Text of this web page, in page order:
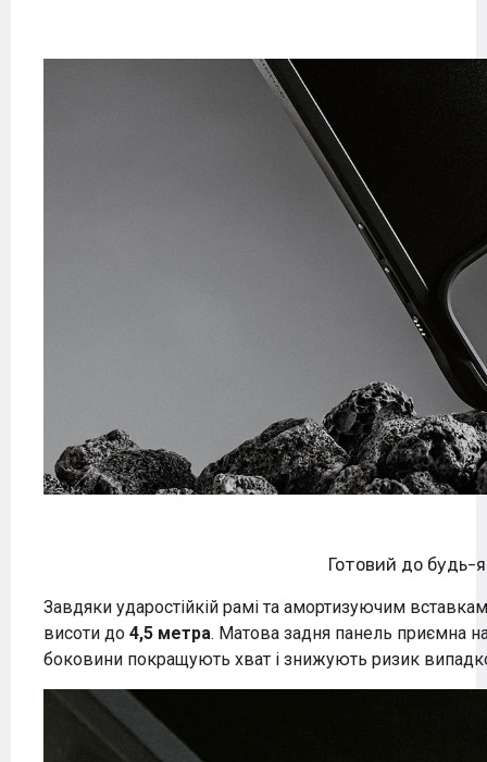
Готовий до будь-
Завдяки ударостійкій рамі та амортизуючим
висоти до 4,5 метра. Матова задня панель приємна
боковини покращують хват і знижують ризик